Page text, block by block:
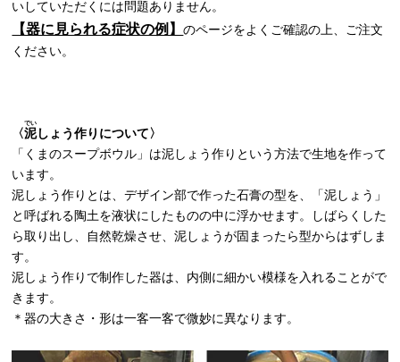
いしていただくには問題ありません。
【器に見られる症状の例】のページをよくご確認の上、ご注文
ください。
〈泥
でい
しょう作りについて〉
「くまのスープボウル」は泥しょう作りという方法で生地を作って
います。
泥しょう作りとは、デザイン部で作った石膏の型を、「泥しょう」
と呼ばれる陶土を液状にしたものの中に浮かせます。しばらくした
ら取り出し、自然乾燥させ、泥しょうが固まったら型からはずしま
す。
泥しょう作りで制作した器は、内側に細かい模様を入れることがで
きます。
＊器の大きさ・形は一客一客で微妙に異なります。